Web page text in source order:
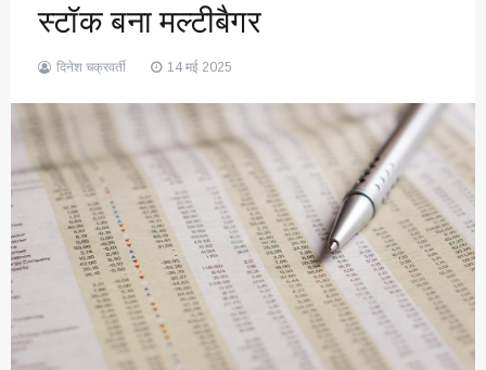
स्टॉक बना मल्टीबैगर
दिनेश चक्रवर्ती 14 मई 2025